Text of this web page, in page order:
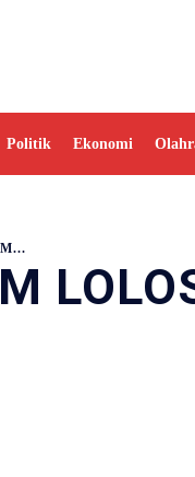
Politik Ekonomi